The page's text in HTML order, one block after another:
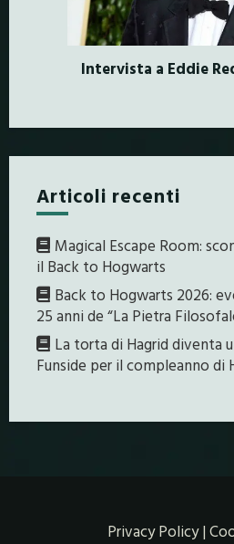
Intervista a Eddie
Articoli recenti
Magical Escape Room:
il Back to Hogwarts
Back to Hogwarts 2026:
25 anni de “La Pietra
La torta di Hagrid diventa
Funside per il compleanno di
Privacy Policy|